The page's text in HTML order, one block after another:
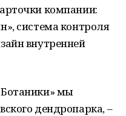
компании:
система контроля
внутренней
мы
дендропарка, –